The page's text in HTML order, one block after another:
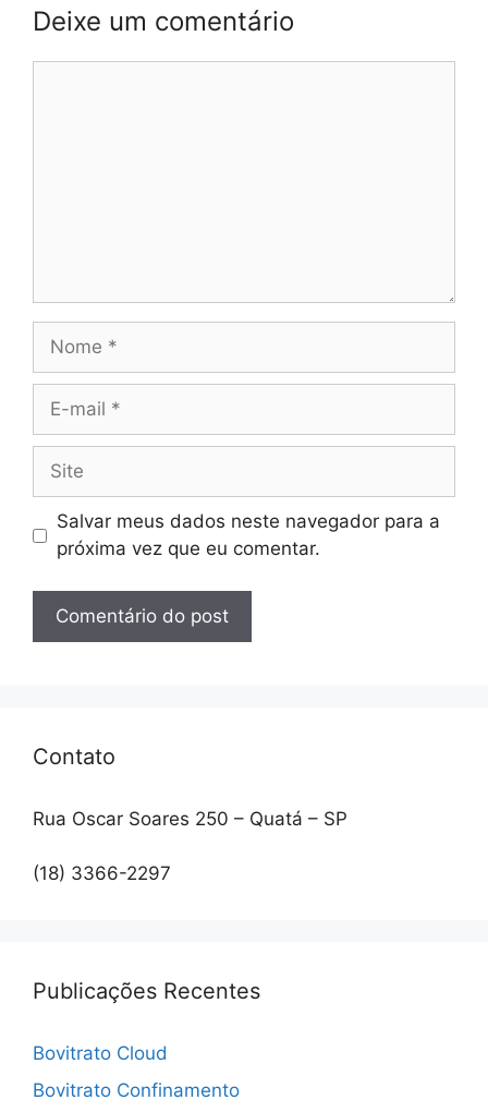
Deixe um comentário
Nome
Site
Salvar meus dados neste navegador para a
próxima vez que eu comentar.
Contato
Rua Oscar Soares 250 – Quatá – SP
(18) 3366-2297
Publicações Recentes
Bovitrato Cloud
Bovitrato Confinamento